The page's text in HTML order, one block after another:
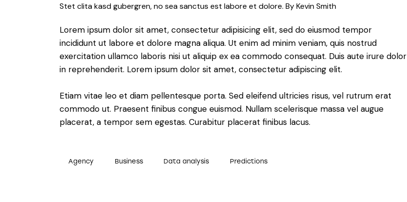
Stet clita kasd gubergren, no sea sanctus est labore et dolore. ByKevin Smith
Lorem ipsum dolor sit amet, consectetur adipisicing elit, sed do eiusmod tempor
incididunt ut labore et dolore magna aliqua. Ut enim ad minim veniam, quis nostrud
exercitation ullamco laboris nisi ut aliquip ex ea commodo consequat. Duis aute irure dolor
in reprehenderit. Lorem ipsum dolor sit amet, consectetur adipiscing elit.
Etiam vitae leo et diam pellentesque porta. Sed eleifend ultricies risus, vel rutrum erat
commodo ut. Praesent finibus congue euismod. Nullam scelerisque massa vel augue
placerat, a tempor sem egestas. Curabitur placerat finibus lacus.
Agency Business Data analysis Predictions